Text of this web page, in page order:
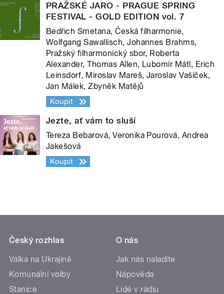
PRAŽSKÉ JARO - PRAGUE SPRING
FESTIVAL - GOLD EDITION vol. 7
Bedřich Smetana, Česká filharmonie,
Wolfgang Sawallisch, Johannes Brahms,
Pražský filharmonický sbor, Roberta
Alexander, Thomas Allen, Lubomír Mátl, Erich
Leinsdorf, Miroslav Mareš, Jaroslav Vašíček,
Jan Málek, Zbyněk Matějů
Koupit
Jezte, ať vám to sluší
Tereza Bebarová, Veronika Pourová, Andrea
Jakešová
Koupit
Český rozhlas
Válka na Ukrajině
Komunální volby
Stanice
O nás
Jak nás naladíte
Nápověda
Lidé v rádiu